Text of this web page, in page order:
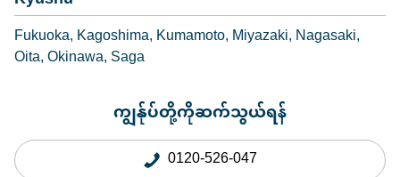
Fukuoka Kagoshima Kumamoto Miyazaki Nagasaki
Oita Okinawa Saga
ကျွန်ုပ်တို့ကိုဆက်သွယ်ရန်
0120-526-047